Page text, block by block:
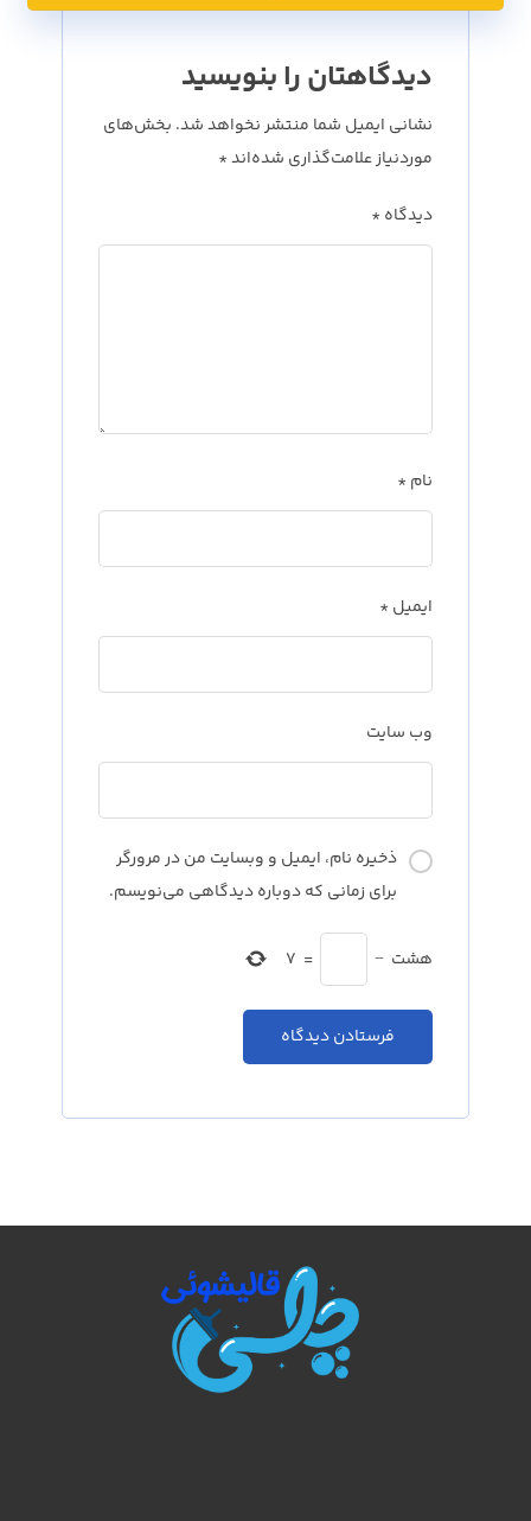
دیدگاهتان را بنویسید
نشانی ایمیل شما منتشر نخواهد شد. بخش‌های
موردنیاز علامت‌گذاری شده‌اند*
دیدگاه *
نام *
ایمیل *
وب‌ سایت
ذخیره نام، ایمیل و وبسایت من در مرورگر
برای زمانی که دوباره دیدگاهی می‌نویسم.
هشت −
=
7